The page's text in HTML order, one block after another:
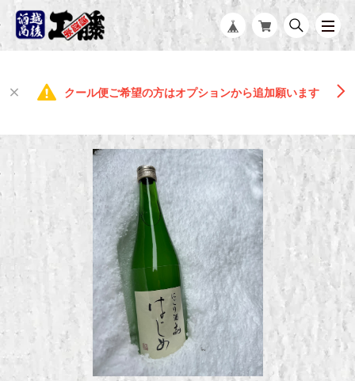
クール便ご希望の方はオプションから追加願います